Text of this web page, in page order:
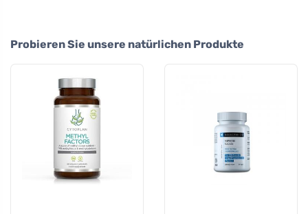
Probieren Sie unsere natürlichen Produkte